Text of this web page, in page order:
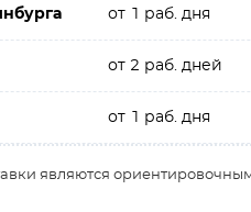
от 1 раб. дня
от 2 раб. дней
от 1 раб. дня
являются